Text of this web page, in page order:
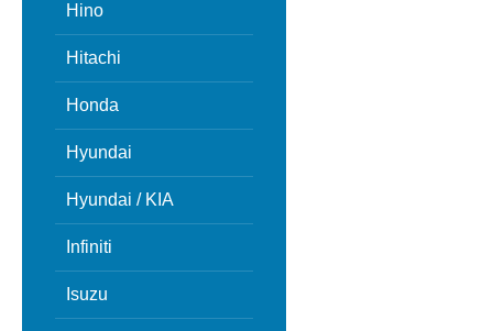
Hino
Hitachi
Honda
Hyundai
Hyundai / KIA
Infiniti
Isuzu